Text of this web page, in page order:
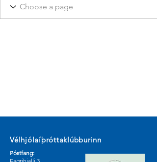
Vélhjólaíþróttaklúbburinn
Póstfang: